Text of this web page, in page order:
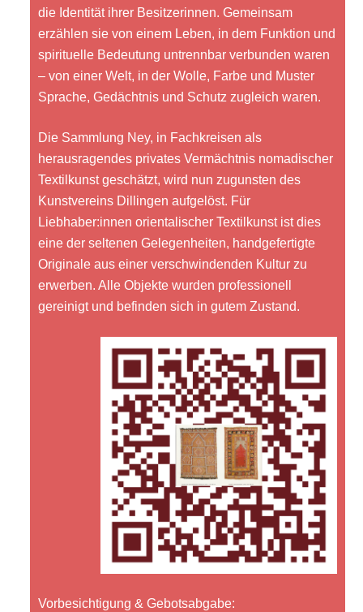
die Identität ihrer Besitzerinnen. Gemeinsam
erzählen sie von einem Leben, in dem Funktion und
spirituelle Bedeutung untrennbar verbunden waren
– von einer Welt, in der Wolle, Farbe und Muster
Sprache, Gedächtnis und Schutz zugleich waren.
Die Sammlung Ney, in Fachkreisen als
herausragendes privates Vermächtnis nomadischer
Textilkunst geschätzt, wird nun zugunsten des
Kunstvereins Dillingen aufgelöst. Für
Liebhaber:innen orientalischer Textilkunst ist dies
eine der seltenen Gelegenheiten, handgefertigte
Originale aus einer verschwindenden Kultur zu
erwerben. Alle Objekte wurden professionell
gereinigt und befinden sich in gutem Zustand.
Vorbesichtigung & Gebotsabgabe: